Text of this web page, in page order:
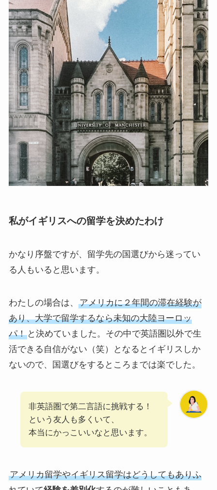
私がイギリスへの留学を決めたわけ
かなり序盤ですが、留学先の国選びから迷ってい
る人もいると思います。
わたしの場合は、 アメリカに２年間の滞在経験が
あり、大学で留学するなら未知の大陸ヨーロッ
パ！と決めていました。その中で英語圏以外で生
活できる自信がない（笑）となるとイギリスしか
ないので、国選びをするところまでは楽でした。
非英語圏で第二言語に挑戦する！
という友人も多くいて、
本当にかっこいいなと思います。
アメリカ留学やイギリス留学はどうしてもありふ